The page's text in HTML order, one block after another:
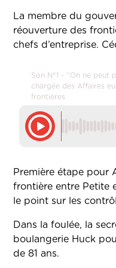
La membre du
réouverture des
chefs d’entreprise.
Son N°1 - ''On ne peut
chargée des Affaires
frontières
Première étape pour
frontière entre Petite
le point sur les
Dans la foulée, la
boulangerie Huck
de 81 ans.